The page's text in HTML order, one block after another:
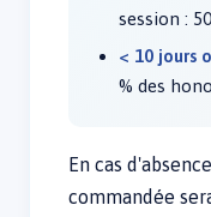
session :
< 10 jours
% des
En cas
commandée